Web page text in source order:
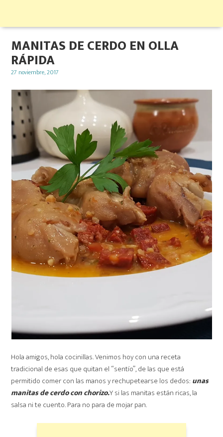
MANITAS DE CERDO EN OLLA
RÁPIDA
Posted
27 noviembre, 2017
Hola amigos, hola cocinillas. Venimos hoy con una receta
tradicional de esas que quitan el “sentío”, de las que está
permitido comer con las manos y rechupetearse los dedos: unas
manitas de cerdo con chorizo.Y si las manitas están ricas, la
salsa ni te cuento. Para no para de mojar pan.